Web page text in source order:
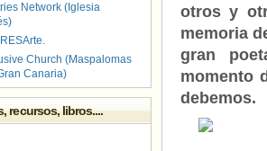
otros y
memoria
gran
momento
debemos.
Network (Iglesia
Church (Maspalomas
Canaria)
recursos, libros....